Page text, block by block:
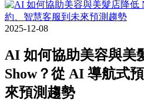
2025-12-08
AI 如何協助美容與美
Show？從 AI 導航式
來預測趨勢